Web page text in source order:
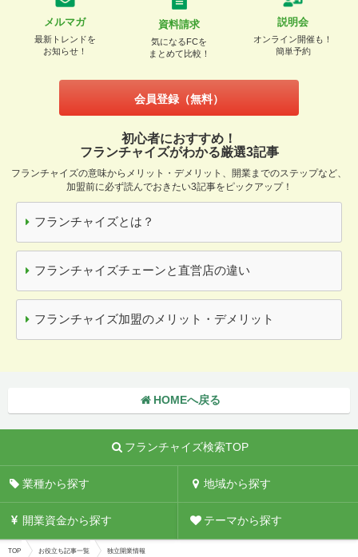
メルマガ
最新トレンドを
お知らせ！
資料請求
気になるFCを
まとめて比較！
説明会
オンライン開催も！
簡単予約
会員登録（無料）
初心者におすすめ！
フランチャイズがわかる厳選3記事
フランチャイズの意味からメリット・デメリット、開業までのステップなど、
加盟前に必ず読んでおきたい3記事をピックアップ！
フランチャイズとは？
フランチャイズチェーンと直営店の違い
フランチャイズ加盟のメリット・デメリット
HOMEへ戻る
フランチャイズ検索TOP
業種から探す 地域から探す
開業資金から探す テーマから探す
TOP お役立ち記事一覧 独立開業情報